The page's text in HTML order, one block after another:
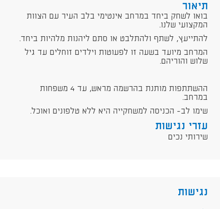
תיאור
בואו לשחק ביחד במרחב אינטימי בלב העיר עם הצוות
המקצועי שלנו.
להתייעץ, לשתף ולהתלבט או סתם ליהנות מלהיות ביחד.
המרחב מיועד בשעה זו לפעוטות וילדים זוחלים עד גיל
שלוש והוריהם.
ההשתתפות מותנת בהרשמה מראש, עד 4 משפחות
במרחב.
שימו לב- הכניסה למשחקייה היא ללא טלפונים ואוכל.
עזרי נגישות
שירותי נכים
נגישות